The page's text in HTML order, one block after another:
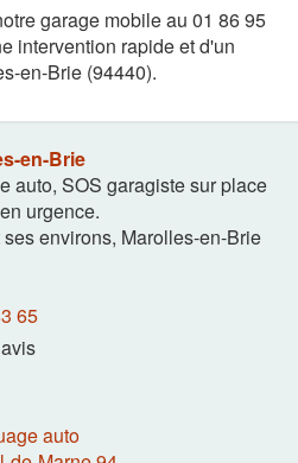
garage mobile au 01 86 95
intervention rapide et d'un
en-Brie (94440).
en-Brie
auto, SOS garagiste sur place
urgence.
environs, Marolles-en-Brie
65
auto